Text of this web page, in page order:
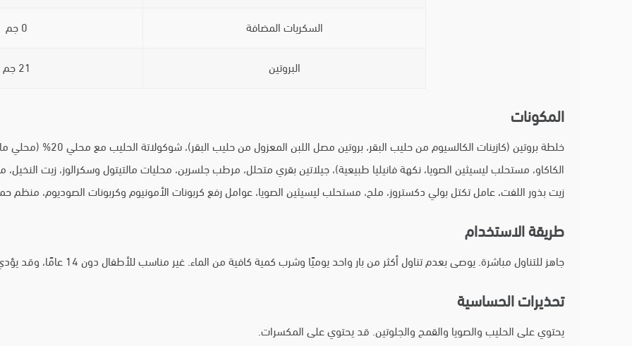
السكريات المضافة 0 جم
البروتين 21 جم
المكونات
خلطة بروتين (كازينات
الكاكاو، مستحلب ليسيثين الصويا، نكهة فانيليا طبيعية)، جيلاتين بقري متحلل، مرطب جلسرين، محليات مالتيتول وسكرالوز، زيت
زيت بذور اللفت، عامل تكتل بولي دكستروز، ملح، مستحلب ليسيثين الصويا، عوامل رفع كربونات الأمونيوم وكربونات الصوديوم، منظم
طريقة الاستخدام
جاهز للتناول مباشرة. يوصى بعدم تناول أكثر من بار واحد يوميًا وشرب كمية كافية من الماء. غير مناسب للأطفال دون 14 عامًا، وقد يؤدي الإفراط في تناوله إلى تأثير ملين.
تحذيرات الحساسية
يحتوي على الحليب والصويا والقمح والجلوتين. قد يحتوي على المكسرات.